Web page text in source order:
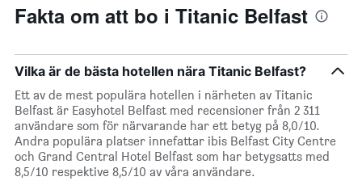
Fakta om att bo i Titanic Belfast
Vilka är de bästa hotellen nära Titanic Belfast?
Ett av de mest populära hotellen i närheten av Titanic
Belfast är Easyhotel Belfast med recensioner från 2 311
användare som för närvarande har ett betyg på 8,0/10.
Andra populära platser innefattar ibis Belfast City Centre
och Grand Central Hotel Belfast som har betygsatts med
8,5/10 respektive 8,5/10 av våra användare.